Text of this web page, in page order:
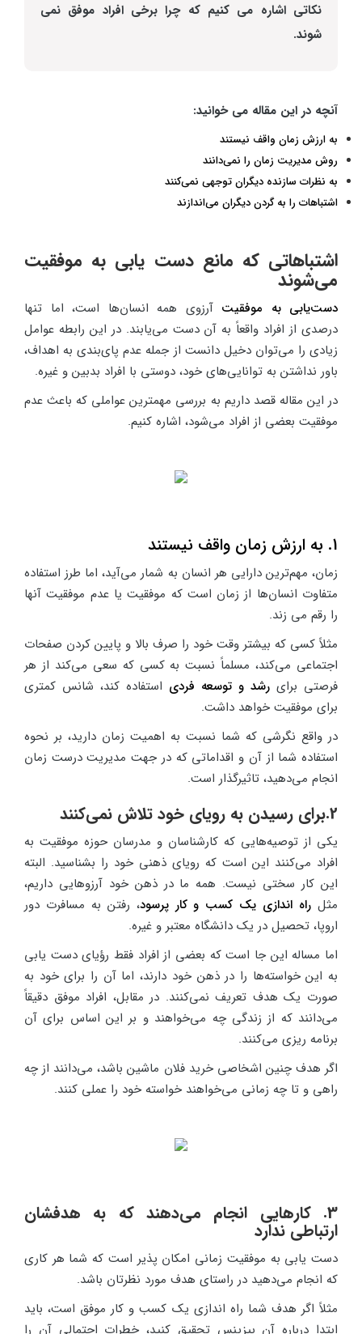
نکاتی اشاره می کنیم که چرا برخی افراد موفق نمی
شوند.
آنچه در این مقاله می خوانید:
به ارزش زمان واقف نیستند
روش مدیریت زمان را نمی‌دانند
به نظرات سازنده دیگران توجهی نمی‌کنند
اشتباهات را به گردن دیگران می‌اندازند
اشتباهاتی که مانع دست یابی به موفقیت
می‌شوند
دست‌یابی به موفقیت آرزوی همه انسان‌ها است، اما تنها
درصدی از افراد واقعاً به آن دست می‌یابند. در این رابطه عوامل
زیادی را می‌توان دخیل دانست از جمله عدم پای‌بندی به اهداف،
باور نداشتن به توانایی‌های خود، دوستی با افراد بدبین و غیره.
در این مقاله قصد داریم به بررسی مهمترین عواملی که باعث عدم
موفقیت بعضی از افراد می‌شود، اشاره کنیم.
1. به ارزش زمان واقف نیستند
زمان، مهم‌ترین دارایی هر انسان به شمار می‌آید، اما طرز استفاده
متفاوت انسان‌ها از زمان است که موفقیت یا عدم موفقیت آنها
را رقم می زند.
مثلاً کسی که بیشتر وقت خود را صرف بالا و پایین کردن صفحات
اجتماعی می‌کند، مسلماً نسبت به کسی که سعی می‌کند از هر
فرصتی برای رشد و توسعه فردی استفاده کند، شانس کمتری
برای موفقیت خواهد داشت.
در واقع نگرشی که شما نسبت به اهمیت زمان دارید، بر نحوه
استفاده شما از آن و اقداماتی که در جهت مدیریت درست زمان
انجام می‌دهید، تاثیرگذار است.
2.برای رسیدن به رویای خود تلاش نمی‌کنند
یکی از توصیه‌هایی که کارشناسان و مدرسان حوزه موفقیت به
افراد می‌کنند این است که رویای ذهنی خود را بشناسید. البته
این کار سختی نیست. همه ما در ذهن خود آرزوهایی داریم،
مثل راه اندازی یک کسب و کار پرسود، رفتن به مسافرت دور
اروپا، تحصیل در یک دانشگاه معتبر و غیره.
اما مساله این جا است که بعضی از افراد فقط رؤیای دست یابی
به این خواسته‌ها را در ذهن خود دارند، اما آن را برای خود به
صورت یک هدف تعریف نمی‌کنند. در مقابل، افراد موفق دقیقاً
می‌دانند که از زندگی چه می‌خواهند و بر این اساس برای آن
برنامه ریزی می‌کنند.
اگر هدف چنین اشخاصی خرید فلان ماشین باشد، می‌دانند از چه
راهی و تا چه زمانی می‌خواهند خواسته خود را عملی کنند.
3. کارهایی انجام می‌دهند که به هدفشان
ارتباطی ندارد
دست یابی به موفقیت زمانی امکان پذیر است که شما هر کاری
که انجام می‌دهید در راستای هدف مورد نظرتان باشد.
مثلاً اگر هدف شما راه اندازی یک کسب و کار موفق است، باید
ابتدا درباره آن بیزینس تحقیق کنید، خطرات احتمالی آن را